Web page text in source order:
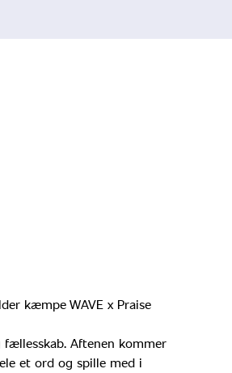
kæmpe WAVE x Praise
Aftenen kommer
et ord og spille med i